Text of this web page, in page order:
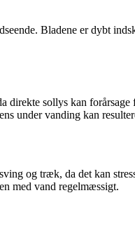
Bladene er dybt
sollys kan
under vanding kan
og træk, da det kan
med vand regelmæssigt.